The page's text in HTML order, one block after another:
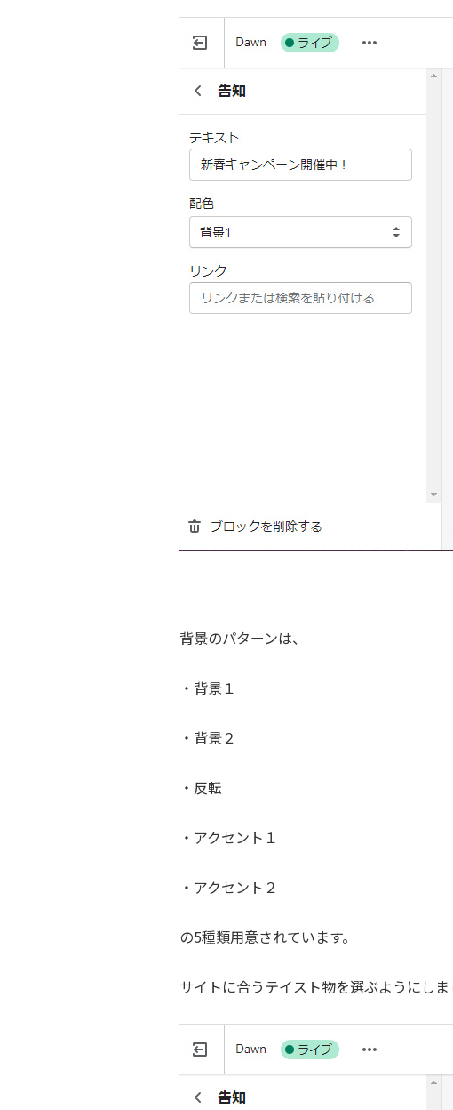
背景のパターンは、
・背景１
・背景２
・反転
・アクセント１
・アクセント２
の5種類用意されています。
サイトに合うテイスト物を選ぶようにしま